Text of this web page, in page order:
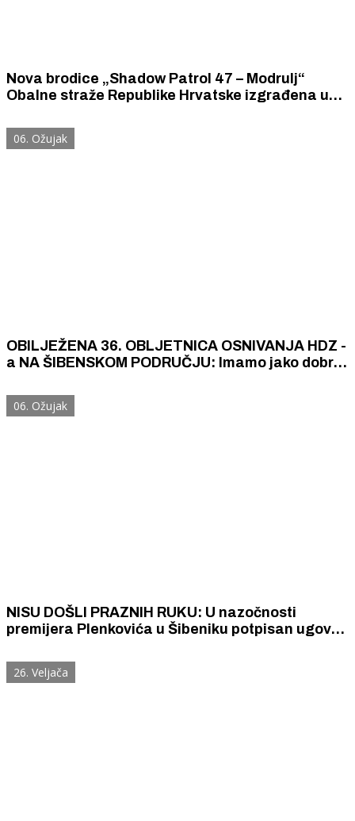
Nova brodice „Shadow Patrol 47 – Modrulj“
Obalne straže Republike Hrvatske izgrađena u
će se „Šibenik“
06. Ožujak
OBILJEŽENA 36. OBLJETNICA OSNIVANJA HDZ -
a NA ŠIBENSKOM PODRUČJU: Imamo jako dobru
na području Županije i snažnu političku vertikalu
06. Ožujak
NISU DOŠLI PRAZNIH RUKU: U nazočnosti
premijera Plenkovića u Šibeniku potpisan ugovor
za novi vatrogasni dom
26. Veljača